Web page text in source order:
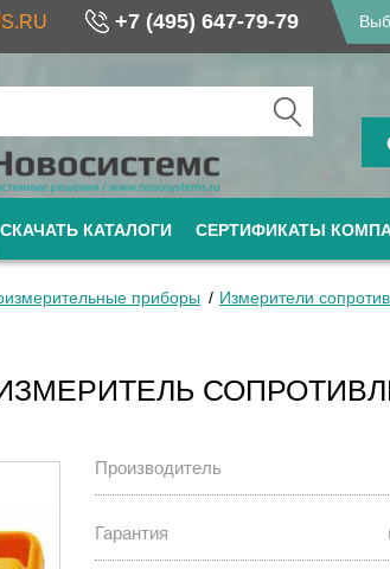
+7 (495) 647-79-79
СКАЧАТЬ КАТАЛОГИ СЕРТИФИКАТЫ
приборы Измерители
ИЗМЕРИТЕЛЬ
Производитель
Гарантия